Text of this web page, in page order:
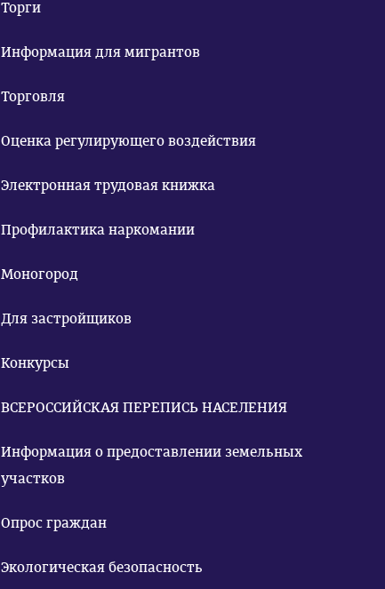
Торги
Информация для мигрантов
Торговля
Оценка регулирующего воздействия
Электронная трудовая книжка
Профилактика наркомании
Моногород
Для застройщиков
Конкурсы
ВСЕРОССИЙСКАЯ ПЕРЕПИСЬ НАСЕЛЕНИЯ
Информация о предоставлении земельных
участков
Опрос граждан
Экологическая безопасность